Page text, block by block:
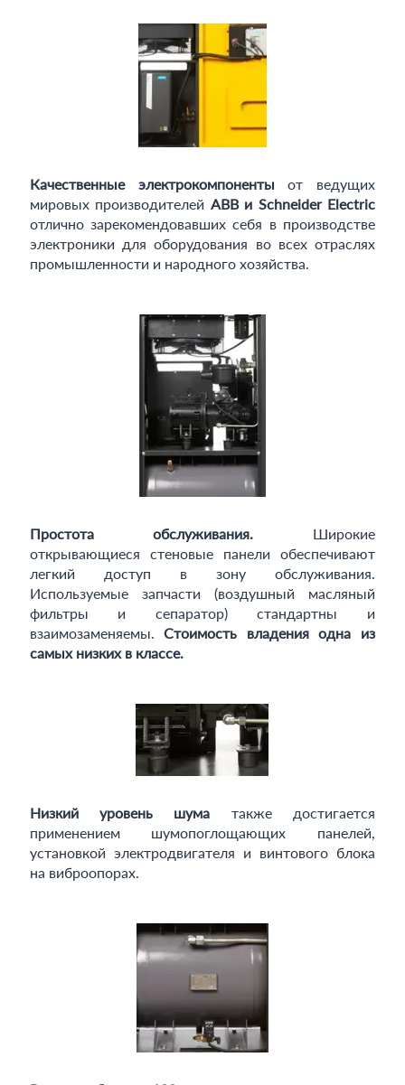
Качественные электрокомпоненты от ведущих
мировых производителей ABB и Schneider Electric
отлично зарекомендовавших себя в производстве
электроники для оборудования во всех отраслях
промышленности и народного хозяйства.
Простота обслуживания. Широкие
открывающиеся стеновые панели обеспечивают
легкий доступ в зону обслуживания.
Используемые запчасти (воздушный масляный
фильтры и сепаратор) стандартны и
взаимозаменяемы.Стоимость владения одна из
самых низких в классе.
Низкий уровень шума также достигается
применением шумопоглощающих панелей,
установкой электродвигателя и винтового блока
на виброопорах.